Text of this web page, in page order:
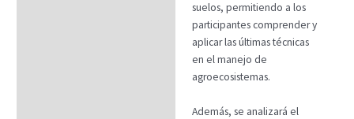
suelos, permitiendo a los
participantes comprender y
aplicar las últimas técnicas
en el manejo de
agroecosistemas.
Además, se analizará el